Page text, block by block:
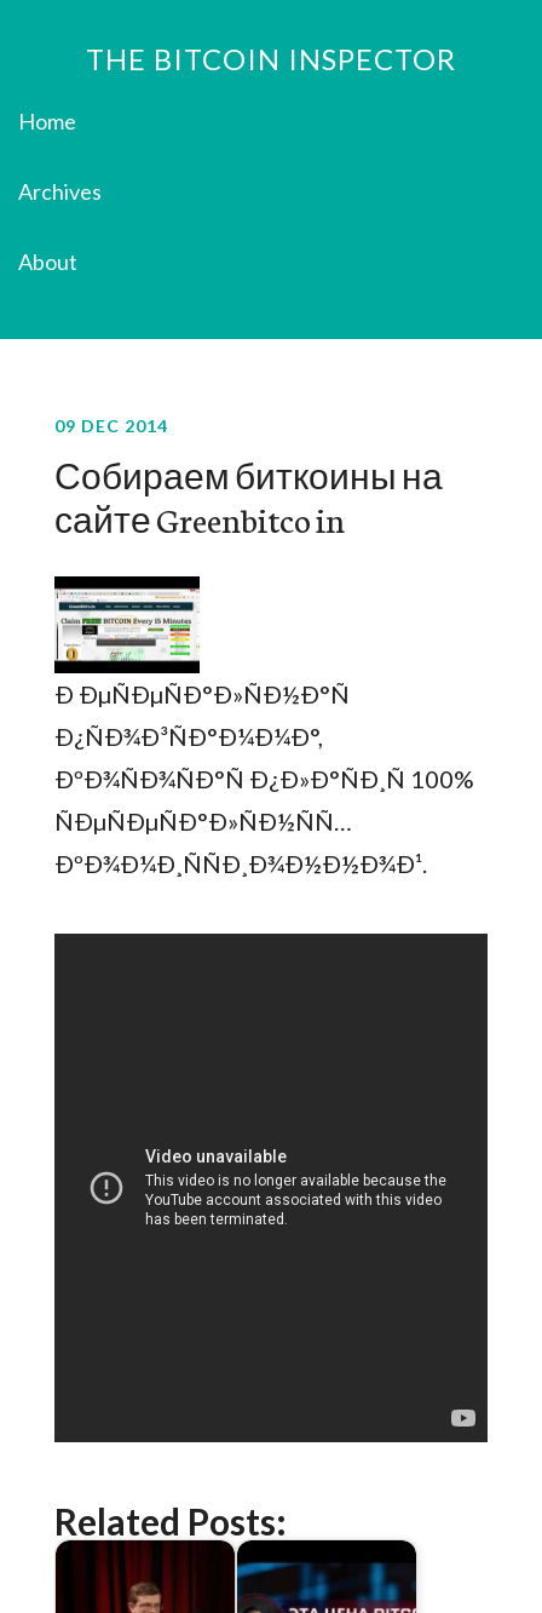
THE BITCOIN INSPECTOR
Home
Archives
About
09 DEC 2014
Собираем биткоины на
сайте Greenbitco in
Ð ÐµÑÐµÑÐ°Ð»ÑÐ½Ð°Ñ
Ð¿ÑÐ¾Ð³ÑÐ°Ð¼Ð¼Ð°,
ÐºÐ¾ÑÐ¾ÑÐ°Ñ Ð¿Ð»Ð°ÑÐ¸Ñ 100%
ÑÐµÑÐµÑÐ°Ð»ÑÐ½ÑÑ…
ÐºÐ¾Ð¼Ð¸ÑÑÐ¸Ð¾Ð½Ð½Ð¾Ð¹.
Related Posts: